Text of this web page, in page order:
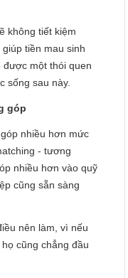
không tiết kiệm
tiền mau sinh
được một thói quen
sống sau này.
góp
nhiều hơn mức
- tương
nhiều hơn vào quỹ
cũng sẵn sàng
nên làm, vì nếu
cũng chẳng đầu